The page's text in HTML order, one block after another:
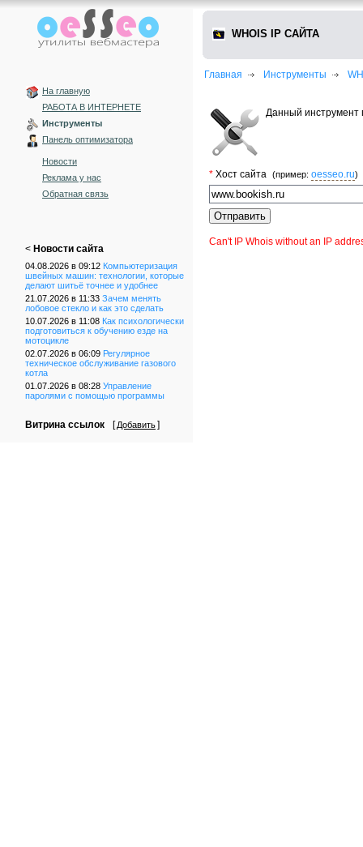
На главную
РАБОТА В ИНТЕРНЕТЕ
Инструменты
Панель оптимизатора
Новости
Реклама у нас
Обратная связь
< Новости сайта
04.08.2026 в 09:12 Компьютеризация
швейных машин: технологии, которые
делают шитьё точнее и удобнее
21.07.2026 в 11:33 Зачем менять
лобовое стекло и как это сделать
10.07.2026 в 11:08 Как психологически
подготовиться к обучению езде на
мотоцикле
02.07.2026 в 06:09 Регулярное
техническое обслуживание газового
котла
01.07.2026 в 08:28 Управление
паролями с помощью программы
Витрина ссылок [ Добавить]
WHOIS IP САЙТА
Главная Инструменты
Данный инструмент
* Хост сайта (пример: oesseo.ru)
Can't IP Whois without an IP